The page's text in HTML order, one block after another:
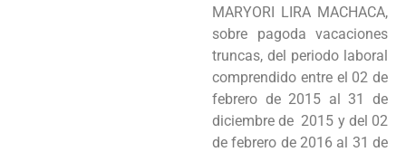
Intranet
MARYORI LIRA MACHACA,
sobre pagoda vacaciones
truncas, del periodo laboral
comprendido entre el 02 de
febrero de 2015 al 31 de
diciembre de 2015 y del 02
de febrero de 2016 al 31 de